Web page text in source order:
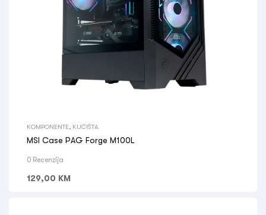
KOMPONENTE KUĆIŠTA
MSI Case PAG Forge M100L
0 Recenzija
129,00 KM